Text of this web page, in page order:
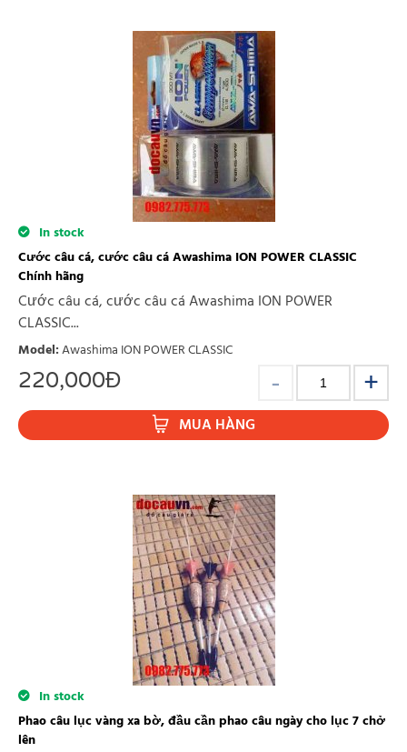
In stock
Cước câu cá, cước câu cá Awashima ION POWER CLASSIC
Chính hãng
Cước câu cá, cước câu cá Awashima ION POWER
CLASSIC...
Model:Awashima ION POWER CLASSIC
220,000Đ
MUA HÀNG
In stock
Phao câu lục vàng xa bờ, đầu cần phao câu ngày cho lục 7 chở
lên